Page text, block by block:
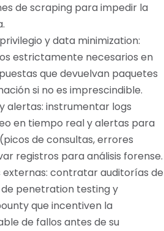
de scraping para impedir la
y data minimization:
estrictamente necesarios en
que devuelvan paquetes
si no es imprescindible.
alertas: instrumentar logs
en tiempo real y alertas para
de consultas, errores
registros para análisis forense.
externas: contratar auditorías de
penetration testing y
que incentiven la
de fallos antes de su